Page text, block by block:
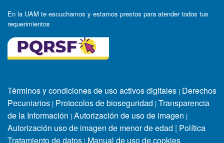
En la UAM te escuchamos y estamos prestos para atender todos tus
requerimientos
Términos y condiciones de uso activos digitales | Derechos
Pecuniarios | Protocolos de bioseguridad | Transparencia
de la Información | Autorización de uso de imagen |
Autorización uso de imagen de menor de edad | Política
Tratamiento de datos | Manual de uso de cookies